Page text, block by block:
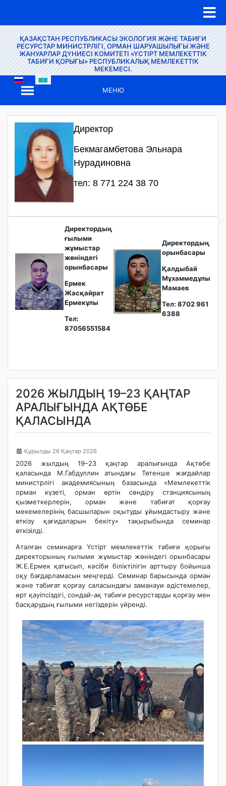
ҚАЗАҚСТАН РЕСПУБЛИКАСЫ ЭКОЛОГИЯ ЖӘНЕ ТАБИҒИ
РЕСУРСТАР МИНИСТРЛІГІ, ОРМАН ШАРУАШЫЛЫҒЫ ЖӘНЕ
ЖАНУАРЛАР ДҮНИЕСІ КОМИТЕТІ «ҮСТІРТ МЕМЛЕКЕТТІК
ТАБИҒИ ҚОРЫҒЫ» РЕСПУБЛИКАЛЫҚ МЕМЛЕКЕТТІК
МЕКЕМЕСІ.
МЕНЮ
Директор
Бекмагамбетова Эльнара
Нурадиновна
тел: 8 771 224 38 70
Директордың
ғылыми
жұмыстар
жөніндегі
орынбасары
Ермек
Жасқайрат
Ермекұлы
Тел:
87056551584
Директордың
орынбасары
Қалдыбай
Мұхаммедұлы
Мамаев
Тел: 8702 961
6388
2026 ЖЫЛДЫҢ 19–23 ҚАҢТАР
АРАЛЫҒЫНДА АҚТӨБЕ
ҚАЛАСЫНДА
Құрылды 26 Қаңтар 2026
2026 жылдың 19–23 қаңтар аралығында Ақтөбе
қаласында М.Габдуллин атындағы Төтенше жағдайлар
министрлігі академиясының базасында «Мемлекеттік
орман күзеті, орман өртін сөндіру станциясының
қызметкерлерін, орман және табиғат қорғау
мекемелерінің басшыларын оқытуды ұйымдастыру және
өткізу қағидаларын бекіту» тақырыбында семинар
өткізілді.
Аталған семинарға Үстірт мемлекеттік табиғи қорығы
директорының ғылыми жұмыстар жөніндегі орынбасары
Ж.Е.Ермек қатысып, кәсіби біліктілігін арттыру бойынша
оқу бағдарламасын меңгерді. Семинар барысында орман
және табиғат қорғау саласындағы заманауи әдістемелер,
өрт қауіпсіздігі, сондай-ақ табиғи ресурстарды қорғау мен
басқарудың ғылыми негіздерін үйренді.